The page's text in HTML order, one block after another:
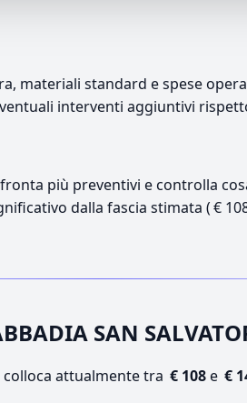
materiali standard e spese
interventi aggiuntivi
più preventivi e controlla
dalla fascia stimata ( €
SAN
colloca attualmente tra € 108e €